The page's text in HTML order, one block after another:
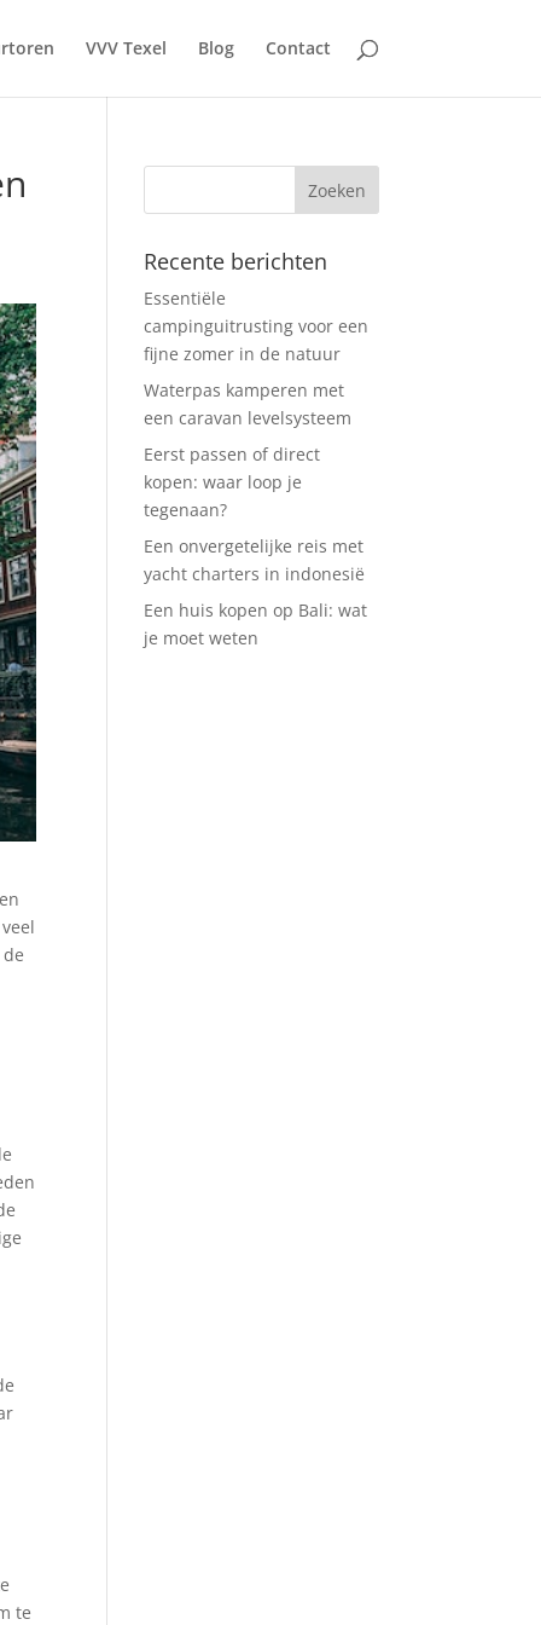
VVV Texel Blog Contact
te
Recente berichten
Essentiële
campinguitrusting voor een
fijne zomer in de natuur
Waterpas kamperen met
een caravan levelsysteem
Eerst passen of direct
kopen: waar loop je
tegenaan?
Een onvergetelijke reis met
yacht charters in indonesië
Een huis kopen op Bali: wat
je moet weten